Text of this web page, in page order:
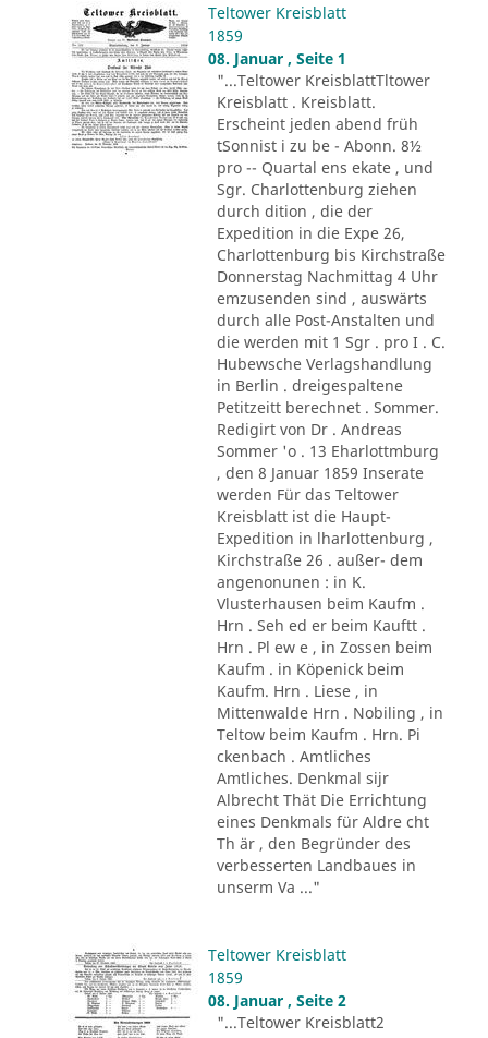
Teltower Kreisblatt
1859
08. Januar , Seite 1
"...Teltower KreisblattTltower
Kreisblatt . Kreisblatt.
Erscheint jeden abend früh
tSonnist i zu be - Abonn. 8½
pro -- Quartal ens ekate , und
Sgr. Charlottenburg ziehen
durch dition , die der
Expedition in die Expe 26,
Charlottenburg bis Kirchstraße
Donnerstag Nachmittag 4 Uhr
emzusenden sind , auswärts
durch alle Post-Anstalten und
die werden mit 1 Sgr . pro I . C.
Hubewsche Verlagshandlung
in Berlin . dreigespaltene
Petitzeitt berechnet . Sommer.
Redigirt von Dr . Andreas
Sommer 'o . 13 Eharlottmburg
, den 8 Januar 1859 Inserate
werden Für das Teltower
Kreisblatt ist die Haupt-
Expedition in lharlottenburg ,
Kirchstraße 26 . außer- dem
angenonunen : in K.
Vlusterhausen beim Kaufm .
Hrn . Seh ed er beim Kauftt .
Hrn . Pl ew e , in Zossen beim
Kaufm . in Köpenick beim
Kaufm. Hrn . Liese , in
Mittenwalde Hrn . Nobiling , in
Teltow beim Kaufm . Hrn. Pi
ckenbach . Amtliches
Amtliches. Denkmal sijr
Albrecht Thät Die Errichtung
eines Denkmals für Aldre cht
Th är , den Begründer des
verbesserten Landbaues in
unserm Va ..."
Teltower Kreisblatt
1859
08. Januar , Seite 2
"...Teltower Kreisblatt2